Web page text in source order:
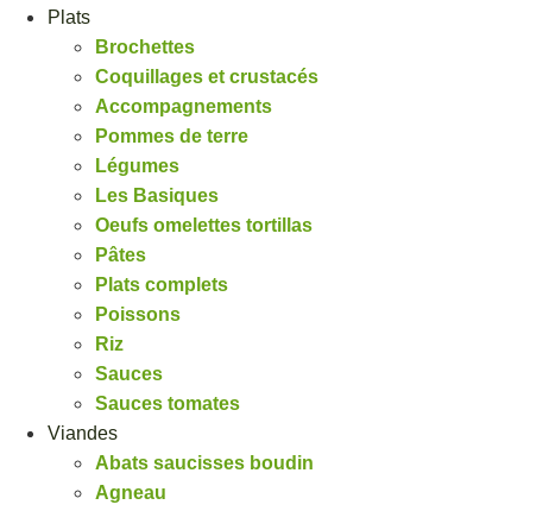
Plats
Brochettes
Coquillages et crustacés
Accompagnements
Pommes de terre
Légumes
Les Basiques
Oeufs omelettes tortillas
Pâtes
Plats complets
Poissons
Riz
Sauces
Sauces tomates
Viandes
Abats saucisses boudin
Agneau